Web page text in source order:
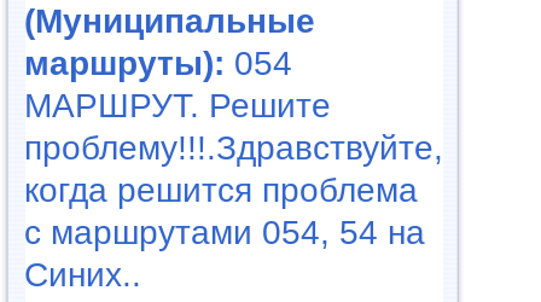
(Муниципальные
маршруты): 054
МАРШРУТ. Решите
проблему!!!.Здравствуйте,
когда решится проблема
с маршрутами 054, 54 на
Синих..